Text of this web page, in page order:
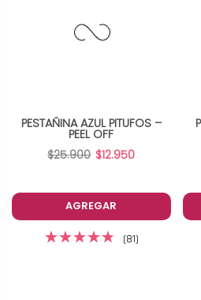
PESTAÑINA AZUL PITUFOS –
PEEL OFF
$25.900 $12.950
AGREGAR
(81)